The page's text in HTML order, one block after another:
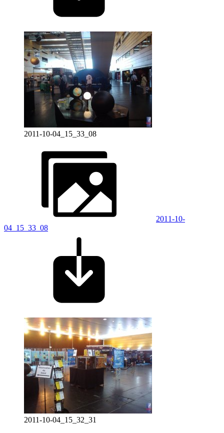
2011-10-04_15_33_08
2011-10-
04_15_33_08
2011-10-04_15_32_31